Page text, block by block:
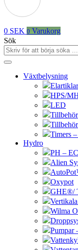
0 SEK 0 Varukorg
Sök
Växtbelysning
Elartiklar
HPS/
LED
Tillbehör
Timers
Hydro
PH –
Alien
Oxypot
GHE®/
Wilma
Pumpar